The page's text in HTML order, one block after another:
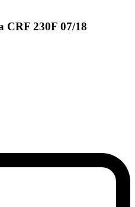
230F 07/18